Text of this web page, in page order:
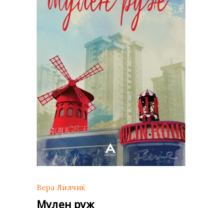
Вера Лилчиќ
Мулен руж